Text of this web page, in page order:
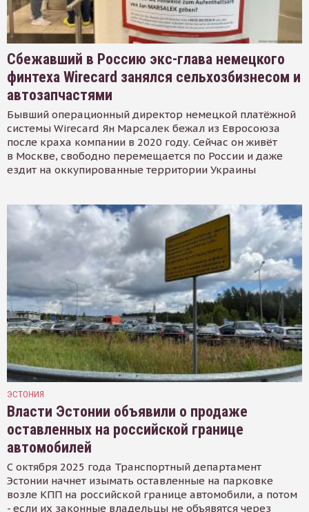
Сбежавший в Россию экс-глава немецкого
финтеха Wirecard занялся сельхозбизнесом и
автозапчастями
Бывший операционный директор немецкой платёжной
системы Wirecard Ян Марсалек бежал из Евросоюза
после краха компании в 2020 году. Сейчас он живёт
в Москве, свободно перемещается по России и даже
ездит на оккупированные территории Украины
ЭСТОНИЯ
Власти Эстонии объявили о продаже
оставленных на российской границе
автомобилей
С октября 2025 года Транспортный департамент
Эстонии начнет изымать оставленные на парковке
возле КПП на российской границе автомобили, а потом
- если их законные владельцы не объявятся через